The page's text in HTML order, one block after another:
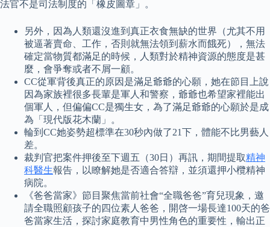
法官不是司法制度的「橡皮圖章」。
另外，因為人類還沒進到真正衣食無缺的世界（尤其不用
被逼著賣命、工作，否則就無法領到薪水而餓死），無法
確定當物質都滿足的時候，人類對於精神資源的態度是甚
麼，會爭奪或者不屑一顧。
CC從軍背後真正的原因是滿足爺爺的心願，她在節目上說
因為家族裡很多長輩是軍人和警察，爺爺也希望家裡能出
個軍人，但偏偏CC是獨生女，為了滿足爺爺的心願於是成
為「現代版花木蘭」。
輪到CC她姿勢超標準在30秒內做了21下，體能不比男藝人
差。
裁判官把案件押後至下週五（30日）再訊，期間提取精神
科醫生報告，以瞭解她是否適合答辯，並須還押小欖精神
病院。
《爸爸當家》節目聚焦當前社會“全職爸爸”育兒現象，邀
請全職照顧孩子的四位素人爸爸，開啓一場長達100天的爸
爸當家生活，探討家庭教育中男性角色的重要性，輸出正